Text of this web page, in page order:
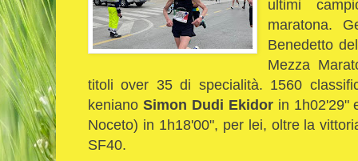
ultimi
maratona.
Benedetto
Mezza
titoli over 35 di specialità. 1560
keniano Simon Dudi Ekidorin 1h02'29"
Noceto) in 1h18'00", per lei, oltre la
SF40.